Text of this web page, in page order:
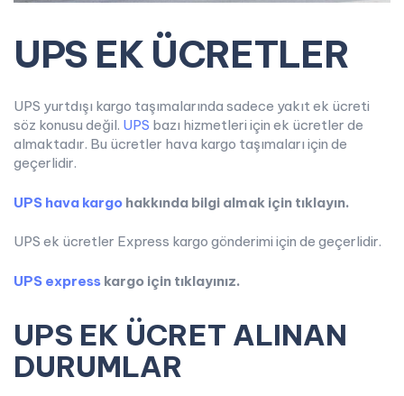
UPS EK ÜCRETLER
UPS yurtdışı kargo taşımalarında sadece yakıt ek ücreti
söz konusu değil. UPS bazı hizmetleri için ek ücretler de
almaktadır. Bu ücretler hava kargo taşımaları için de
geçerlidir.
UPS hava kargo hakkında bilgi almak için tıklayın.
UPS ek ücretler Express kargo gönderimi için de geçerlidir.
UPS express kargo için tıklayınız.
UPS EK ÜCRET ALINAN
DURUMLAR